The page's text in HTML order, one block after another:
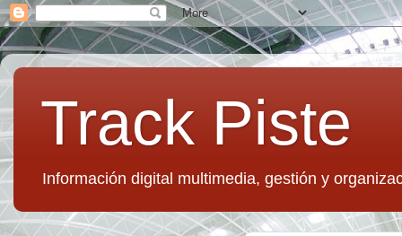
Track Piste
Información digital multimedia, gestión y